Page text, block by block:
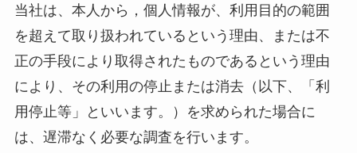
当社は、本人から，個人情報が、利用目的の範囲
を超えて取り扱われているという理由、または不
正の手段により取得されたものであるという理由
により、その利用の停止または消去（以下、「利
用停止等」といいます。）を求められた場合に
は、遅滞なく必要な調査を行います。